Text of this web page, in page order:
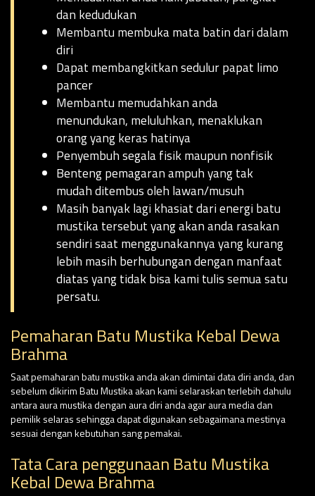
dan kedudukan
Membantu membuka mata batin dari dalam
diri
Dapat membangkitkan sedulur papat limo
pancer
Membantu memudahkan anda
menundukan, meluluhkan, menaklukan
orang yang keras hatinya
Penyembuh segala fisik maupun nonfisik
Benteng pemagaran ampuh yang tak
mudah ditembus oleh lawan/musuh
Masih banyak lagi khasiat dari energi batu
mustika tersebut yang akan anda rasakan
sendiri saat menggunakannya yang kurang
lebih masih berhubungan dengan manfaat
diatas yang tidak bisa kami tulis semua satu
persatu.
Pemaharan Batu Mustika Kebal Dewa
Brahma
Saat pemaharan batu mustika anda akan dimintai data diri anda, dan
sebelum dikirim Batu Mustika akan kami selaraskan terlebih dahulu
antara aura mustika dengan aura diri anda agar aura media dan
pemilik selaras sehingga dapat digunakan sebagaimana mestinya
sesuai dengan kebutuhan sang pemakai.
Tata Cara penggunaan Batu Mustika
Kebal Dewa Brahma